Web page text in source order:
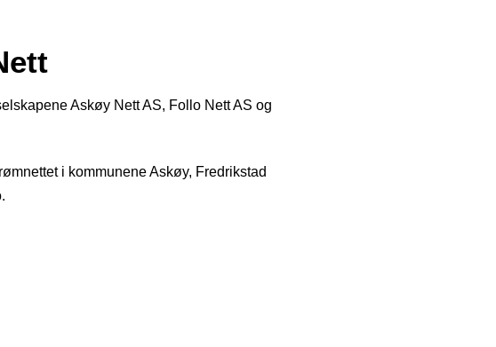
Askøy Nett AS, Follo Nett AS og
i kommunene Askøy, Fredrikstad